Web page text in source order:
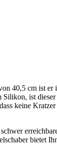
40,5 cm ist er
Silikon, ist dieser
keine
bietet